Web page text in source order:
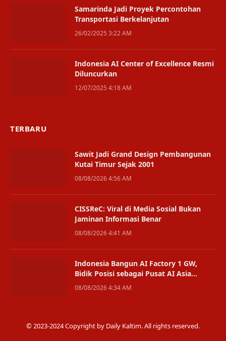
Samarinda Jadi Proyek Percontohan
Transportasi Berkelanjutan
26/02/2025 3:22 AM
Indonesia AI Center of Excellence Resmi
Diluncurkan
12/07/2025 4:18 AM
TERBARU
Sawit Jadi Grand Design Pembangunan
Kutai Timur Sejak 2001
08/08/2026 4:56 AM
CISSReC: Viral di Media Sosial Bukan
Jaminan Informasi Benar
08/08/2026 4:41 AM
Indonesia Bangun AI Factory 1 GW,
Bidik Posisi sebagai Pusat AI Asia
Tenggara
08/08/2026 4:34 AM
© 2023-2024 Copyright by Daily Kaltim. All rights reserved.